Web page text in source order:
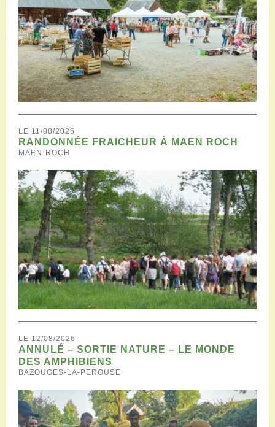
LE 11/08/2026
RANDONNÉE FRAICHEUR À MAEN ROCH
MAEN-ROCH
LE 12/08/2026
ANNULÉ – SORTIE NATURE – LE MONDE
DES AMPHIBIENS
BAZOUGES-LA-PEROUSE